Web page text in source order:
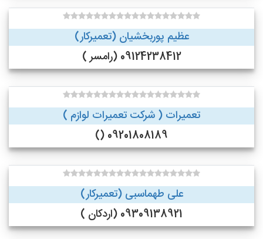
عظیم پوربخشیان (تعمیرکار)
09124238412 (رامسر )
تعمیرات ( شرکت تعمیرات لوازم )
09201808189 ()
علی طهماسبی (تعمیرکار)
09309138921 (اردکان )